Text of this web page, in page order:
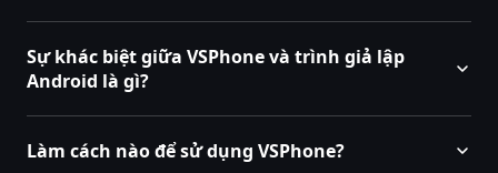
Sự khác biệt giữa VSPhone và trình giả lập
Android là gì?
Làm cách nào để sử dụng VSPhone?